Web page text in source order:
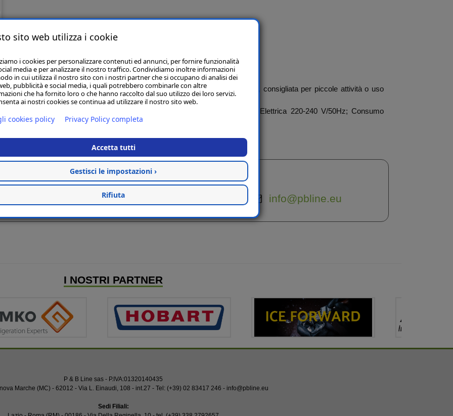
IM30CNE-HC è una macchina di piccola dimensione e produzione, consigliata per piccole attività o uso
personale.
giornaliera fino a 30kg; Capacità stoccaggio 11,5kg; Alimentazione Elettrica 220-240 V/50Hz; Consumo
230Watt; Refrigerante R290;
PER INFORMAZIONI
info@pbline.eu
I NOSTRI PARTNER
P & B Line sas - P.IVA:01320140435
Marche (MC) - 62012 - Via L. Einaudi, 108 - int.27 - Tel: (+39) 02 83417 246 - info@pbline.eu
Sedi Filiali:
sito web utilizza i cookie
i cookies per personalizzare contenuti ed annunci, per fornire funzionalità
media e per analizzare il nostro traffico. Condividiamo inoltre informazioni
in cui utilizza il nostro sito con i nostri partner che si occupano di analisi dei
pubblicità e social media, i quali potrebbero combinarle con altre
che ha fornito loro o che hanno raccolto dal suo utilizzo dei loro servizi.
ai nostri cookies se continua ad utilizzare il nostro sito web.
cookies policy Privacy Policy completa
Accetta tutti
Gestisci le impostazioni ›
Rifiuta